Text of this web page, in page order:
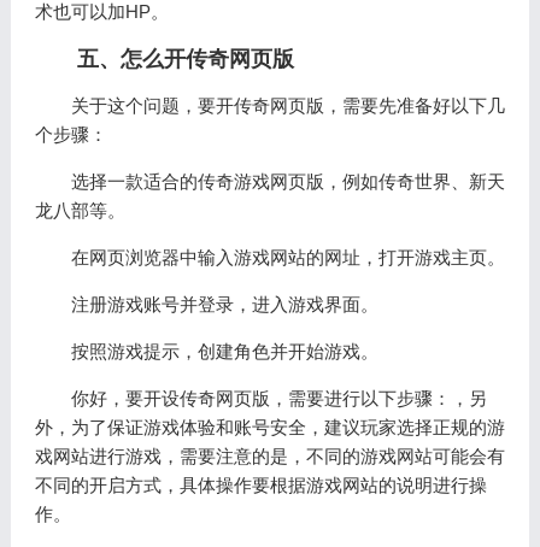
术也可以加HP。
五、怎么开传奇网页版
关于这个问题，要开传奇网页版，需要先准备好以下几
个步骤：
选择一款适合的传奇游戏网页版，例如传奇世界、新天
龙八部等。
在网页浏览器中输入游戏网站的网址，打开游戏主页。
注册游戏账号并登录，进入游戏界面。
按照游戏提示，创建角色并开始游戏。
你好，要开设传奇网页版，需要进行以下步骤：，另
外，为了保证游戏体验和账号安全，建议玩家选择正规的游
戏网站进行游戏，需要注意的是，不同的游戏网站可能会有
不同的开启方式，具体操作要根据游戏网站的说明进行操
作。